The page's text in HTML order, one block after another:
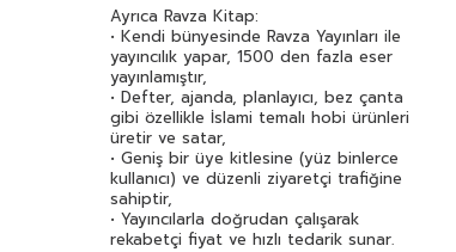
Ayrıca Ravza Kitap:
• Kendi bünyesinde Ravza Yayınları ile
yayıncılık yapar, 1500 den fazla eser
yayınlamıştır,
• Defter, ajanda, planlayıcı, bez çanta
gibi özellikle İslami temalı hobi ürünleri
üretir ve satar,
• Geniş bir üye kitlesine (yüz binlerce
kullanıcı) ve düzenli ziyaretçi trafiğine
sahiptir,
• Yayıncılarla doğrudan çalışarak
rekabetçi fiyat ve hızlı tedarik sunar.